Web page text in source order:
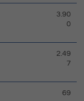
3.90
0
2.49
7
69